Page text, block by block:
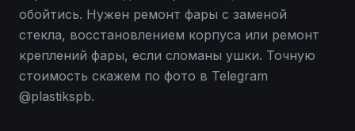
обойтись. Нужен ремонт фары с заменой
стекла, восстановлением корпуса или ремонт
креплений фары, если сломаны ушки. Точную
стоимость скажем по фото в Telegram
@plastikspb.